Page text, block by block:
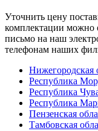
Уточнить цену
комплектации можно
письмо на наш
телефонам наших
Нижегородская
Республика
Республика
Республика
Пензенская
Тамбовская